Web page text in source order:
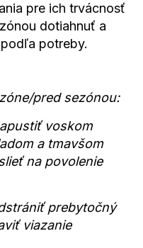
pre ich trvácnosť
dotiahnuť a
potreby.
pred sezónou:
voskom
a tmavšom
na povolenie
prebytočný
viazanie